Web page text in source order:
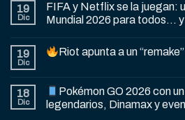
19
Dic
FIFA y Netflix se la juegan:
Mundial 2026 para todos…
19
Dic
Riot apunta a un
18
Dic
Pokémon GO 2026 con
legendarios, Dinamax y